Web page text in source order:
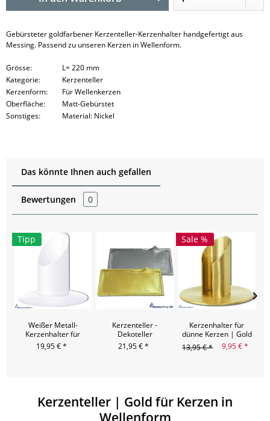
Gebürsteter goldfarbener Kerzenteller-Kerzenhalter handgefertigt aus
Messing. Passend zu unseren Kerzen in Wellenform.
Grösse:
L= 220 mm
Kategorie:
Kerzenteller
Kerzenform:
Für Wellenkerzen
Oberfläche:
Matt-Gebürstet
Sonstiges:
Material: Nickel
Das könnte Ihnen auch gefallen
Bewertungen 0
Tipp
Weißer Metall-
Kerzenhalter für
Anlasskerzen
19,95 € *
Kerzenteller -
Dekoteller
21,95 € *
Sale %
Kerzenhalter für
dünne Kerzen | Gold
13,95 € *
9,95 € *
Kerzenteller | Gold für Kerzen in
Wellenform